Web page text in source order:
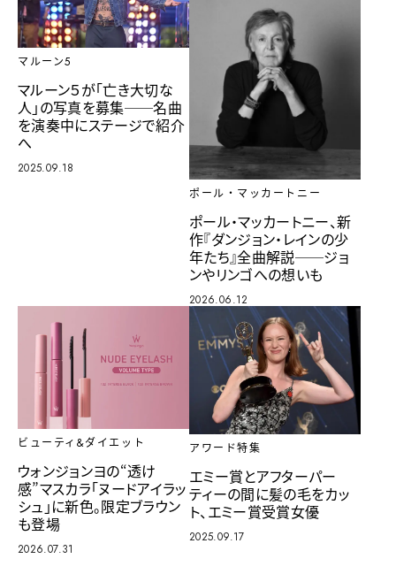
マルーン5
マルーン５が「亡き大切な
人」の写真を募集──名曲
を演奏中にステージで紹介
へ
2025.09.18
ポール・マッカートニー
ポール・マッカートニー、新
作『ダンジョン・レインの少
年たち』全曲解説──ジョ
ンやリンゴへの想いも
2026.06.12
ビューティ&ダイエット
ウォンジョンヨの“透け
感”マスカラ「ヌードアイラッ
シュ」に新色。限定ブラウン
も登場
2026.07.31
アワード特集
エミー賞とアフターパー
ティーの間に髪の毛をカッ
ト、エミー賞受賞女優
2025.09.17